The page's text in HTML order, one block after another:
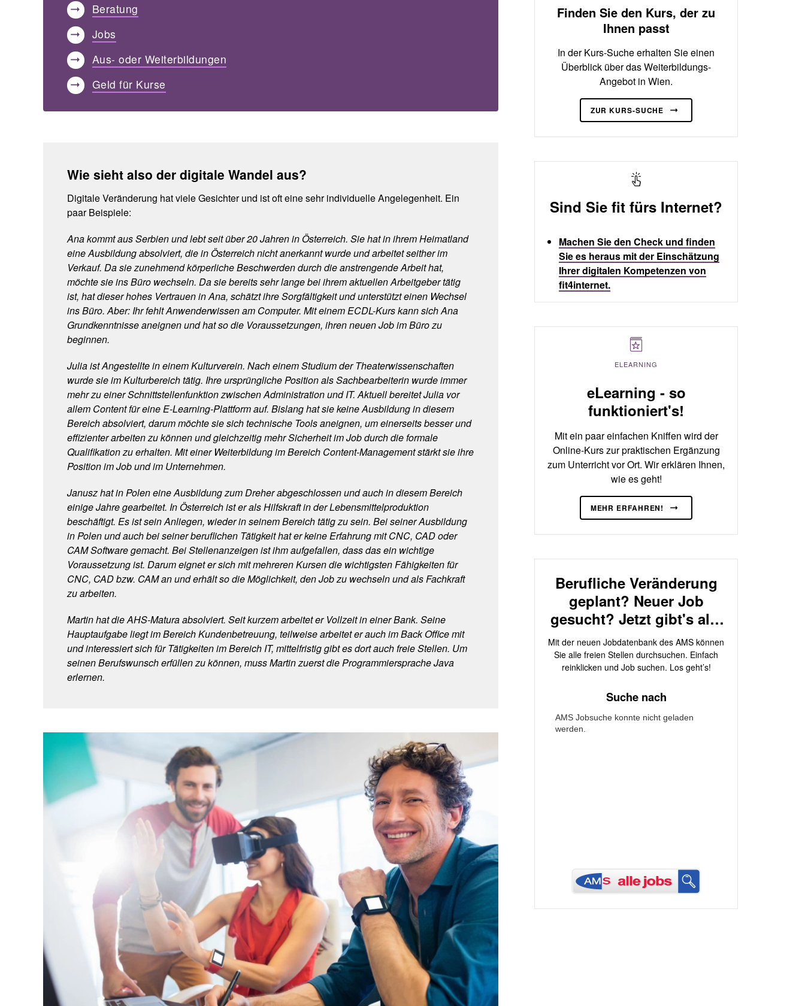
Beratung
Jobs
Aus- oder Weiterbildungen
Geld für Kurse
Wie sieht also der digitale Wandel aus?
Digitale Veränderung hat viele Gesichter und ist oft eine sehr individuelle Angelegenheit. Ein
paar Beispiele:
Ana kommt aus Serbien und lebt seit über 20 Jahren in Österreich. Sie hat in ihrem Heimatland
eine Ausbildung absolviert, die in Österreich nicht anerkannt wurde und arbeitet seither im
Verkauf. Da sie zunehmend körperliche Beschwerden durch die anstrengende Arbeit hat,
möchte sie ins Büro wechseln. Da sie bereits sehr lange bei ihrem aktuellen Arbeitgeber tätig
ist, hat dieser hohes Vertrauen in Ana, schätzt ihre Sorgfältigkeit und unterstützt einen Wechsel
ins Büro. Aber: Ihr fehlt Anwenderwissen am Computer. Mit einem ECDL-Kurs kann sich Ana
Grundkenntnisse aneignen und hat so die Voraussetzungen, ihren neuen Job im Büro zu
beginnen.
Julia ist Angestellte in einem Kulturverein. Nach einem Studium der Theaterwissenschaften
wurde sie im Kulturbereich tätig. Ihre ursprüngliche Position als Sachbearbeiterin wurde immer
mehr zu einer Schnittstellenfunktion zwischen Administration und IT. Aktuell bereitet Julia vor
allem Content für eine E-Learning-Plattform auf. Bislang hat sie keine Ausbildung in diesem
Bereich absolviert, darum möchte sie sich technische Tools aneignen, um einerseits besser und
effizienter arbeiten zu können und gleichzeitig mehr Sicherheit im Job durch die formale
Qualifikation zu erhalten. Mit einer Weiterbildung im Bereich Content-Management stärkt sie ihre
Position im Job und im Unternehmen.
Janusz hat in Polen eine Ausbildung zum Dreher abgeschlossen und auch in diesem Bereich
einige Jahre gearbeitet. In Österreich ist er als Hilfskraft in der Lebensmittelproduktion
beschäftigt. Es ist sein Anliegen, wieder in seinem Bereich tätig zu sein. Bei seiner Ausbildung
in Polen und auch bei seiner beruflichen Tätigkeit hat er keine Erfahrung mit CNC, CAD oder
CAM Software gemacht. Bei Stellenanzeigen ist ihm aufgefallen, dass das ein wichtige
Voraussetzung ist. Darum eignet er sich mit mehreren Kursen die wichtigsten Fähigkeiten für
CNC, CAD bzw. CAM an und erhält so die Möglichkeit, den Job zu wechseln und als Fachkraft
zu arbeiten.
Martin hat die AHS-Matura absolviert. Seit kurzem arbeitet er Vollzeit in einer Bank. Seine
Hauptaufgabe liegt im Bereich Kundenbetreuung, teilweise arbeitet er auch im Back Office mit
und interessiert sich für Tätigkeiten im Bereich IT, mittelfristig gibt es dort auch freie Stellen. Um
seinen Berufswunsch erfüllen zu können, muss Martin zuerst die Programmiersprache Java
erlernen.
Finden Sie den Kurs, der zu
Ihnen passt
In der Kurs-Suche erhalten Sie einen
Überblick über das Weiterbildungs-
Angebot in Wien.
ZUR KURS-SUCHE
Sind Sie fit fürs Internet?
Machen Sie den Check und finden
Sie es heraus mit der Einschätzung
Ihrer digitalen Kompetenzen von
fit4internet.
ELEARNING
eLearning - so
funktioniert's!
Mit ein paar einfachen Kniffen wird der
Online-Kurs zur praktischen Ergänzung
zum Unterricht vor Ort. Wir erklären Ihnen,
wie es geht!
MEHR ERFAHREN!
Berufliche Veränderung
geplant? Neuer Job
gesucht? Jetzt gibt's alle
Jobs auf einen Klick!
Mit der neuen Jobdatenbank des AMS können
Sie alle freien Stellen durchsuchen. Einfach
reinklicken und Job suchen. Los geht’s!
Suche nach